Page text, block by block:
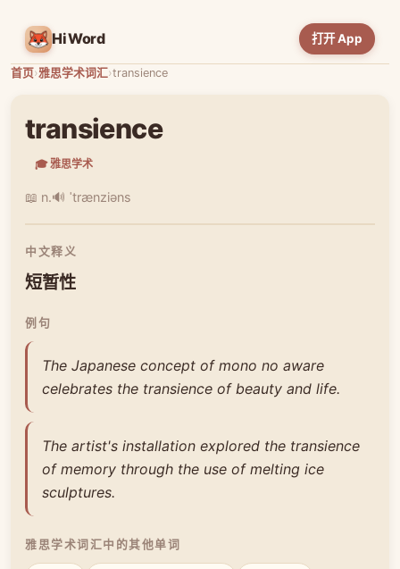
HiWord 打开 App
首页›雅思学术词汇›transience
transience
🎓 雅思学术
📖 n.🔊 ˈtrænziəns
中文释义
短暂性
例句
The Japanese concept of mono no aware
celebrates the transience of beauty and life.
The artist's installation explored the transience
of memory through the use of melting ice
sculptures.
雅思学术词汇中的其他单词